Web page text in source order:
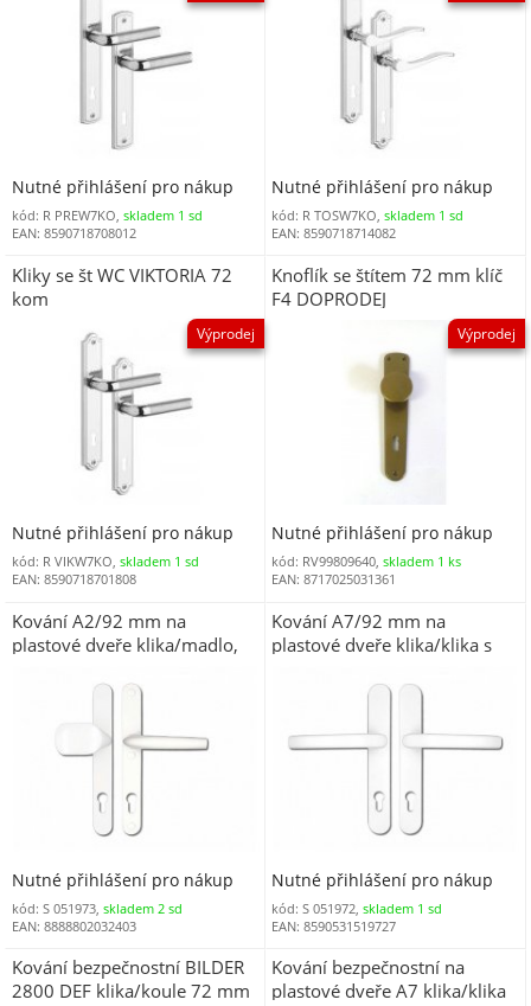
Nutné přihlášení pro nákup
kód: R PREW7KO, skladem 1 sd
EAN: 8590718708012
Nutné přihlášení pro nákup
kód: R TOSW7KO,skladem 1 sd
EAN: 8590718714082
Kliky se št WC VIKTORIA 72
kom
Výprodej
Nutné přihlášení pro nákup
kód: R VIKW7KO, skladem 1 sd
EAN: 8590718701808
Knoflík se štítem 72 mm klíč
F4 DOPRODEJ
Výprodej
Nutné přihlášení pro nákup
kód: RV99809640,skladem 1 ks
EAN: 8717025031361
Kování A2/92 mm na
plastové dveře klika/madlo,
Nutné přihlášení pro nákup
kód: S 051973, skladem 2 sd
EAN: 8888802032403
Kování A7/92 mm na
plastové dveře klika/klika s
Nutné přihlášení pro nákup
kód: S 051972,skladem 1 sd
EAN: 8590531519727
Kování bezpečnostní BILDER
2800 DEF klika/koule 72 mm
Kování bezpečnostní na
plastové dveře A7 klika/klika